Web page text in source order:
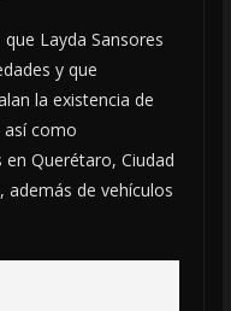
Layda Sansores
y que
la existencia de
así como
Querétaro, Ciudad
además de vehículos